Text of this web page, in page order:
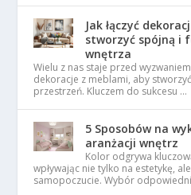
Jak łączyć
stworzyć spójną i
wnętrza
Wielu z nas staje przed
dekoracje z meblami, aby
przestrzeń. Kluczem do sukcesu …
5 Sposobów na
aranżacji wnętrz
Kolor odgrywa
wpływając nie tylko na estetykę,
samopoczucie. Wybór